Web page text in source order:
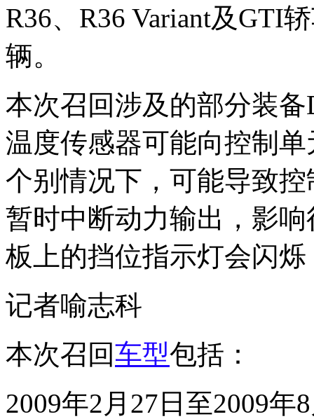
R36、R36 Variant及GTI
辆。
本次召回涉及的部分装
温度传感器可能向控制
个别情况下，可能导致
暂时中断动力输出，影
板上的挡位指示灯会闪
记者喻志科
本次召回车型包括：
2009年2月27日至2009